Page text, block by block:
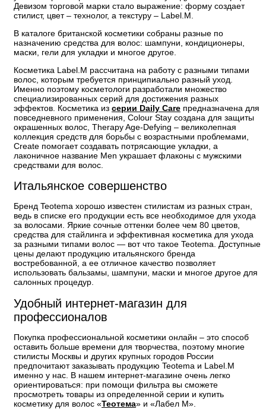
Девизом торговой марки стало выражение: форму создает
стилист, цвет – технолог, а текстуру – Label.M.
В каталоге британской косметики собраны разные по
назначению средства для волос: шампуни, кондиционеры,
маски, гели для укладки и многое другое.
Косметика Label.M рассчитана на работу с разными типами
волос, которым требуется принципиально разный уход.
Именно поэтому косметологи разработали множество
специализированных серий для достижения разных
эффектов. Косметика из серии Daily Care предназначена для
повседневного применения, Colour Stay создана для защиты
окрашенных волос, Therapy Age-Defying – великолепная
коллекция средств для борьбы с возрастными проблемами,
Create помогает создавать потрясающие укладки, а
лаконичное название Men украшает флаконы с мужскими
средствами для волос.
Итальянское совершенство
Бренд Teotema хорошо известен стилистам из разных стран,
ведь в списке его продукции есть все необходимое для ухода
за волосами. Яркие сочные оттенки более чем 80 цветов,
средства для стайлинга и эффективная косметика для ухода
за разными типами волос — вот что такое Teotema. Доступные
цены делают продукцию итальянского бренда
востребованной, а ее отличное качество позволяет
использовать бальзамы, шампуни, маски и многое другое для
салонных процедур.
Удобный интернет-магазин для
профессионалов
Покупка профессиональной косметики онлайн – это способ
оставить больше времени для творчества, поэтому многие
стилисты Москвы и других крупных городов России
предпочитают заказывать продукцию Teotema и Label.M
именно у нас. В нашем интернет-магазине очень легко
ориентироваться: при помощи фильтра вы сможете
просмотреть товары из определенной серии и купить
косметику для волос «Теотема» и «Лабел М».